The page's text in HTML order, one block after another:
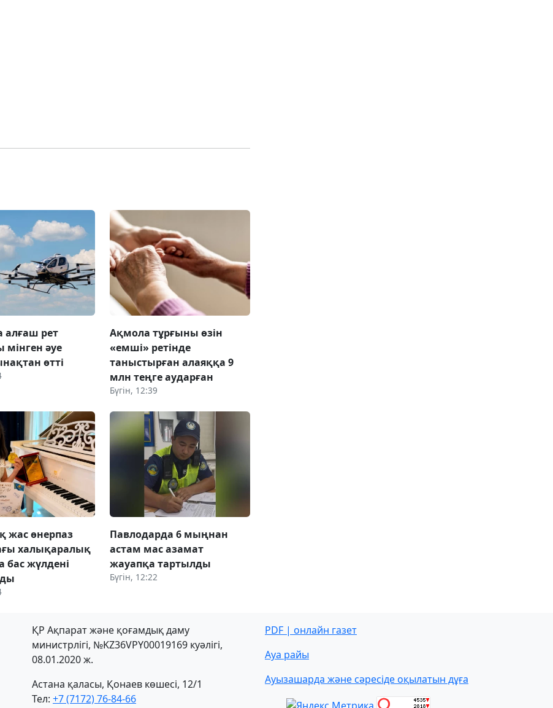
алғаш рет
әуе
өтті
Ақмола тұрғыны өзін
«емші» ретінде
таныстырған алаяққа 9
млн теңге аударған
Бүгін, 12:39
жас өнерпаз
халықаралық
бас жүлдені
Павлодарда 6 мыңнан
астам мас азамат
жауапқа тартылды
Бүгін, 12:22
ҚР Ақпарат және қоғамдық даму
министрлігі, №KZ36VPY00019169 куәлігі,
08.01.2020 ж.
Астана қаласы, Қонаев көшесі, 12/1
Тел: +7 (7172) 76-84-66
PDF | онлайн газет
Ауа райы
Ауызашарда және сәресіде оқылатын дұға